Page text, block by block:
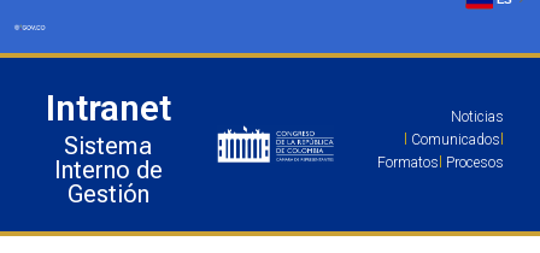
Intranet
Sistema
Interno de
Gestión
Noticias
Comunicados
Formatos Procesos